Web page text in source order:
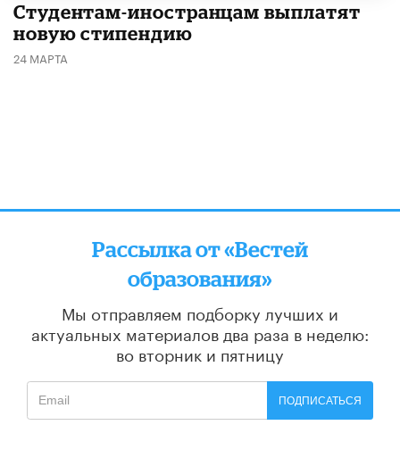
Студентам-иностранцам выплатят
новую стипендию
24 МАРТА
Рассылка от «Вестей
образования»
Мы отправляем подборку лучших и
актуальных материалов два раза в неделю:
во вторник и пятницу
ПОДПИСАТЬСЯ